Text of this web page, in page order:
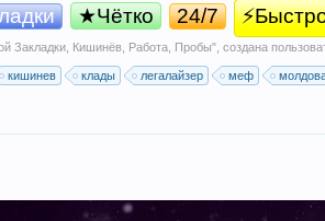
★Чётко 24/7
Закладки, Кишинёв, Работа, Пробы", создана
кишинев клады легалайзер меф